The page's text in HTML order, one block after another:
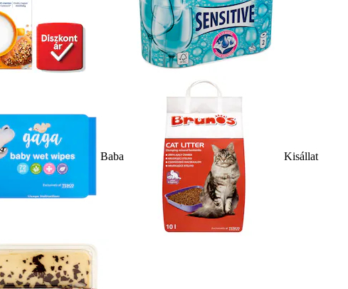
Baba Kisállat